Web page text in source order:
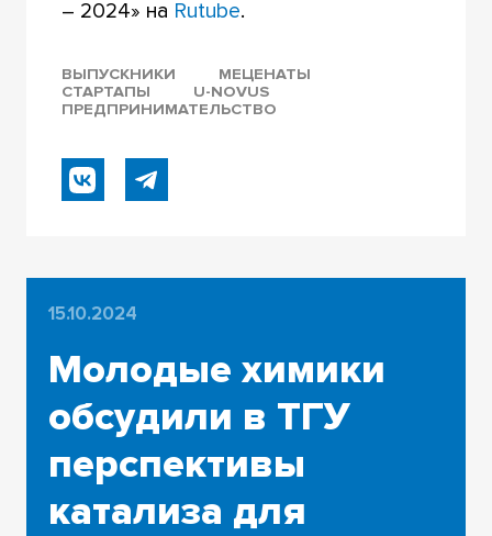
– 2024» на Rutube.
ВЫПУСКНИКИ
МЕЦЕНАТЫ
СТАРТАПЫ
U-NOVUS
ПРЕДПРИНИМАТЕЛЬСТВО
15.10.2024
Молодые химики
обсудили в ТГУ
перспективы
катализа для